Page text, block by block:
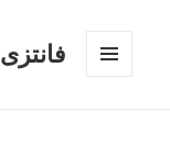
فانتزی